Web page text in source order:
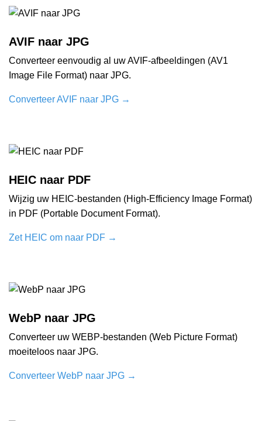
AVIF naar JPG
Converteer eenvoudig al uw AVIF-afbeeldingen (AV1
Image File Format) naar JPG.
Converteer AVIF naar JPG →
HEIC naar PDF
Wijzig uw HEIC-bestanden (High-Efficiency Image Format)
in PDF (Portable Document Format).
Zet HEIC om naar PDF →
WebP naar JPG
Converteer uw WEBP-bestanden (Web Picture Format)
moeiteloos naar JPG.
Converteer WebP naar JPG →